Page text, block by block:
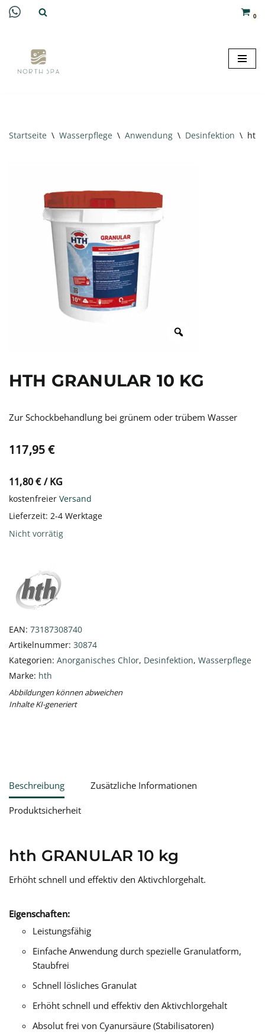
springen
0
Startseite \ Wasserpflege \ Anwendung \ Desinfektion \ hth
HTH GRANULAR 10 KG
Zur Schockbehandlung bei grünem oder trübem Wasser
117,95€
11,80€/KG
kostenfreier Versand
Lieferzeit: 2-4 Werktage
Nicht vorrätig
EAN: 73187308740
Artikelnummer: 30874
Kategorien: Anorganisches Chlor, Desinfektion, Wasserpflege
Marke: hth
Abbildungen können abweichen
Inhalte KI-generiert
Beschreibung Zusätzliche Informationen
Produktsicherheit
hth GRANULAR 10 kg
Erhöht schnell und effektiv den Aktivchlorgehalt.
Eigenschaften:
Leistungsfähig
Einfache Anwendung durch spezielle Granulatform,
Staubfrei
Schnell lösliches Granulat
Erhöht schnell und effektiv den Aktivchlorgehalt
Absolut frei von Cyanursäure (Stabilisatoren)